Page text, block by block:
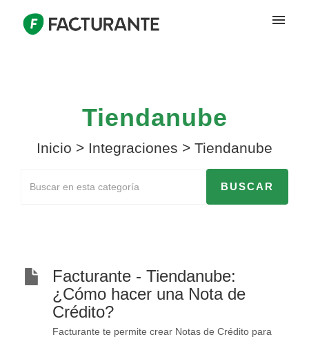
Tiendanube
Inicio > Integraciones > Tiendanube
Facturante - Tiendanube:
¿Cómo hacer una Nota de
Crédito?
Facturante te permite crear Notas de Crédito para